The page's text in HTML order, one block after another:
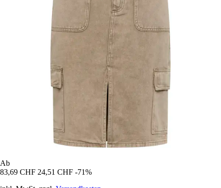
Ab
83,69 CHF 24,51 CHF -71%